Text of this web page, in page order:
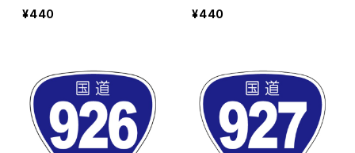
¥440
¥440